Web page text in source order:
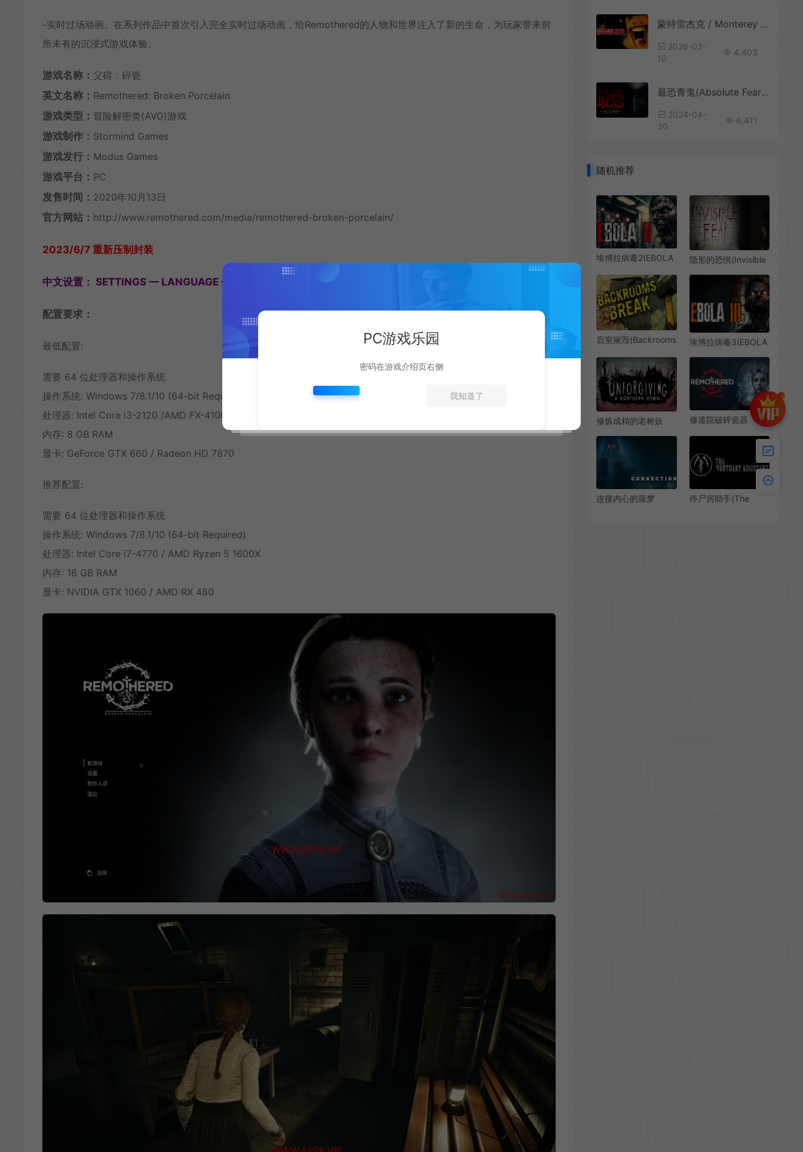
-实时过场动画。在系列作品中首次引入完全实时过场动画，给Remothered的人物和世界注入了新的生命，为玩家带来前
所未有的沉浸式游戏体验。
游戏名称： 父碍：碎瓷
英文名称： Remothered: Broken Porcelain
游戏类型： 冒险解密类(AVG)游戏
游戏制作： Stormind Games
游戏发行： Modus Games
游戏平台： PC
发售时间： 2020年10月13日
官方网站： http://www.remothered.com/media/remothered-broken-porcelain/
2023/6/7 重新压制封装
中文设置： SETTINGS — LANGUAGE — CHINESE SIMPLIFIED — 按 E 键
配置要求：
最低配置:
需要 64 位处理器和操作系统
操作系统: Windows 7/8.1/10 (64-bit Required)
处理器: Intel Core i3-2120 /AMD FX-4100 X4
内存: 8 GB RAM
显卡: GeForce GTX 660 / Radeon HD 7870
推荐配置:
需要 64 位处理器和操作系统
操作系统: Windows 7/8.1/10 (64-bit Required)
处理器: Intel Core i7-4770 / AMD Ryzen 5 1600X
内存: 16 GB RAM
显卡: NVIDIA GTX 1060 / AMD RX 480
蒙特雷杰克 / Monterey Jack 第一人称恐怖探索游戏
2026-02-
10
4,403
最恐青鬼(Absolute Fear -AOONI-)简中|PC|AVG|第一人称3D恐怖动作游戏
2024-04-
30
6,411
随机推荐
埃博拉病毒2(EBOLA
游戏|下载
隐形的恐惧(Invisible
恐怖逃脱生存游戏
后室摧毁(Backrooms
密室逃脱生存解谜游
戏
埃博拉病毒3(EBOLA
人称恐怖生存游戏
修炼成精的老树妖
Northern Hymn)简
中|PC|第一人称恐怖
修道院破碎瓷器
Broken Porcelain)简
中|PC|AVG|第三人称
生存恐怖游戏
连接内心的噩梦
停尸房助手(The
PC游戏乐园
密码在游戏介绍页右侧
我知道了